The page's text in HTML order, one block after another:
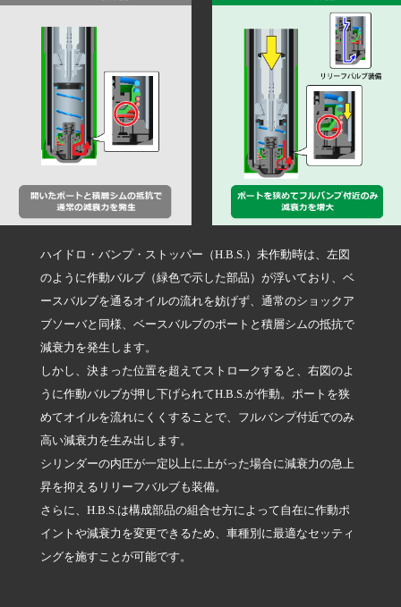
ハイドロ・バンプ・ストッパー（H.B.S.）未作動時は、左図
のように作動バルブ（緑色で示した部品）が浮いており、ベ
ースバルブを通るオイルの流れを妨げず、通常のショックア
ブソーバと同様、ベースバルブのポートと積層シムの抵抗で
減衰力を発生します。
しかし、決まった位置を超えてストロークすると、右図のよ
うに作動バルブが押し下げられてH.B.S.が作動。ポートを狭
めてオイルを流れにくくすることで、フルバンプ付近でのみ
高い減衰力を生み出します。
シリンダーの内圧が一定以上に上がった場合に減衰力の急上
昇を抑えるリリーフバルブも装備。
さらに、H.B.S.は構成部品の組合せ方によって自在に作動ポ
イントや減衰力を変更できるため、車種別に最適なセッティ
ングを施すことが可能です。